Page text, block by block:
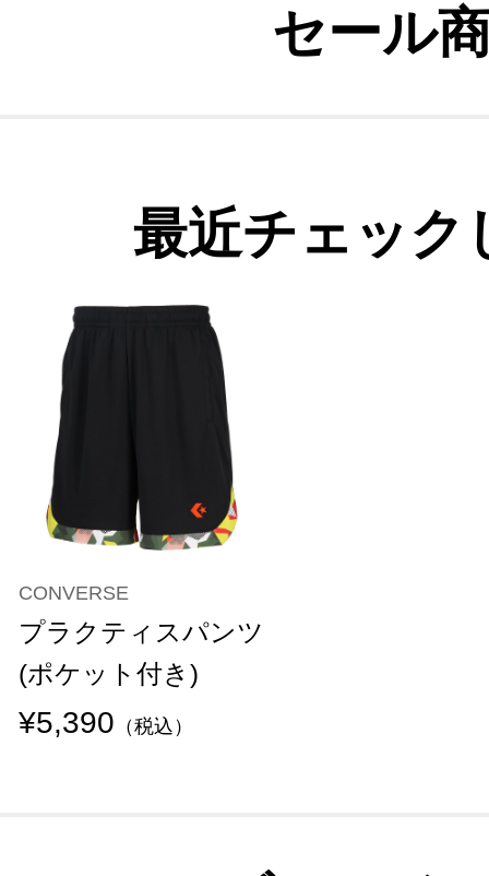
セール
最近チェック
CONVERSE
プラクティスパンツ
(ポケット付き)
¥5,390 （税込）